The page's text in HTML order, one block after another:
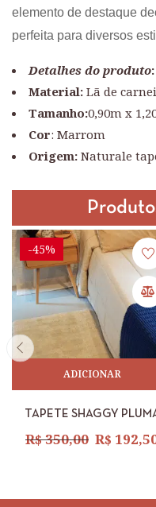
elemento de destaque
perfeita para diversos
Detalhes do produto:
Material: Lã de
Tamanho:0,90m x
Cor: Marrom
Origem: Naturale
-45%
ADICIONAR
TAPETE SHAGGY
R$350,00 R$